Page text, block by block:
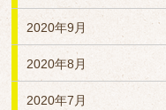
2020年9月
2020年8月
2020年7月